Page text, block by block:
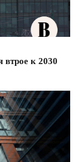
втрое к 2030